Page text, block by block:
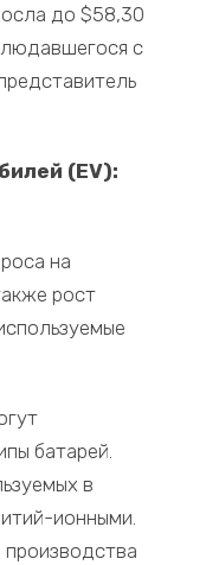
до $58,30
с
(EV):
на
рост
батарей.
в
ионными.